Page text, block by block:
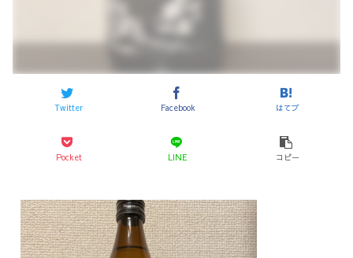
Twitter Facebook はてブ
Pocket LINE コピー